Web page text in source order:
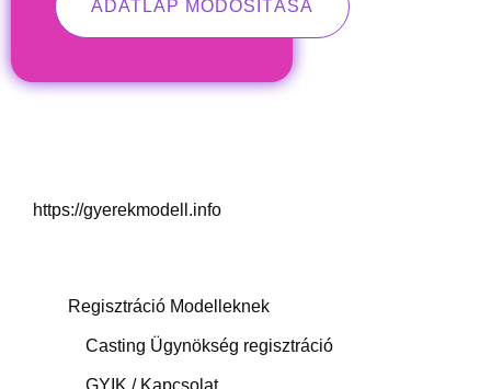
https://gyerekmodell.info
Regisztráció Modelleknek
Casting Ügynökség regisztráció
GYIK / Kapcsolat